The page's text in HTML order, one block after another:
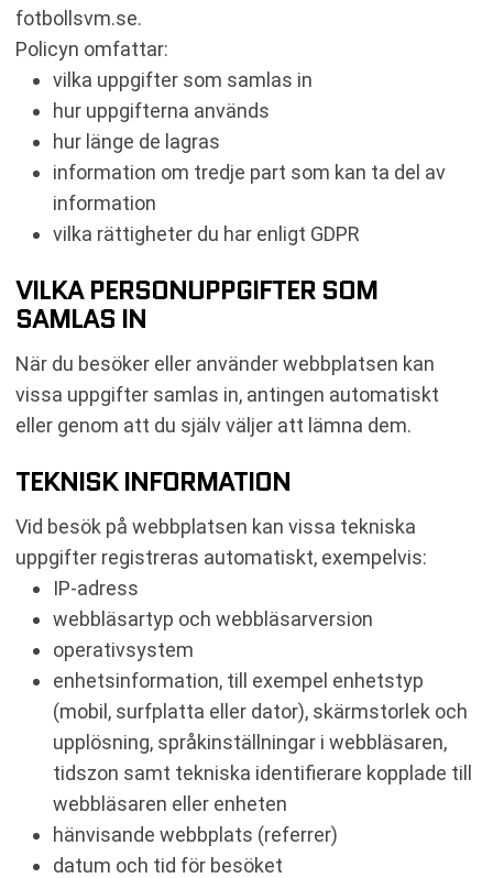
fotbollsvm.se.
Policyn omfattar:
vilka uppgifter som samlas in
hur uppgifterna används
hur länge de lagras
information om tredje part som kan ta del av
information
vilka rättigheter du har enligt GDPR
VILKA PERSONUPPGIFTER SOM
SAMLAS IN
När du besöker eller använder webbplatsen kan
vissa uppgifter samlas in, antingen automatiskt
eller genom att du själv väljer att lämna dem.
TEKNISK INFORMATION
Vid besök på webbplatsen kan vissa tekniska
uppgifter registreras automatiskt, exempelvis:
IP-adress
webbläsartyp och webbläsarversion
operativsystem
enhetsinformation, till exempel enhetstyp
(mobil, surfplatta eller dator), skärmstorlek och
upplösning, språkinställningar i webbläsaren,
tidszon samt tekniska identifierare kopplade till
webbläsaren eller enheten
hänvisande webbplats (referrer)
datum och tid för besöket